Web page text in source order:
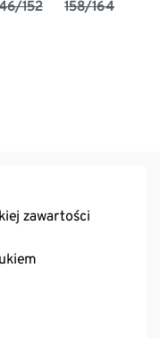
152 158/164
zawartości